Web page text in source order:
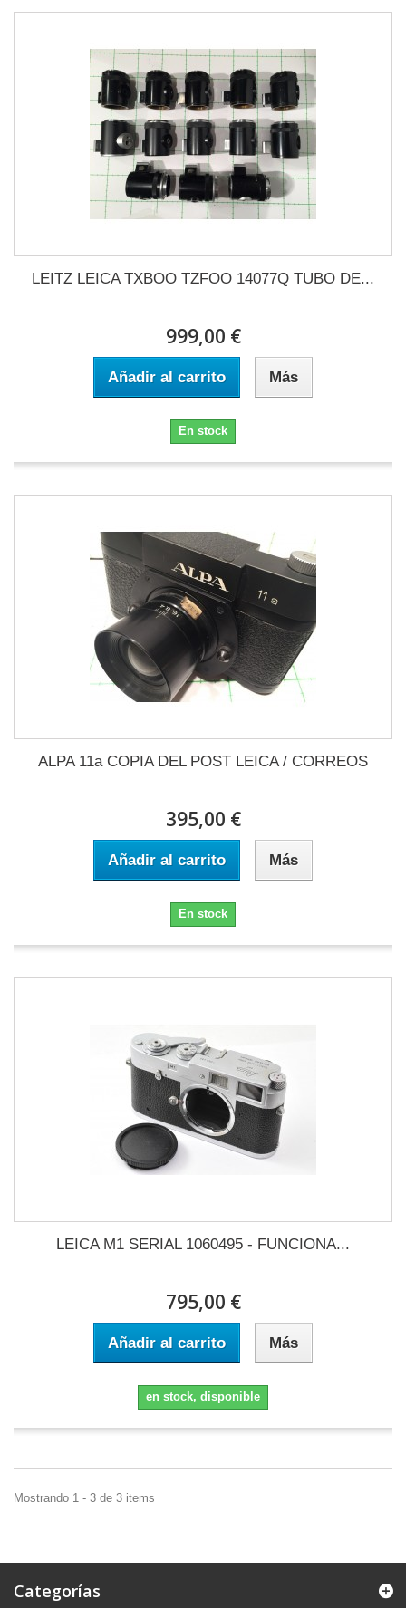
LEITZ LEICA TXBOO TZFOO 14077Q TUBO DE...
999,00 €
Añadir al carrito Más
En stock
ALPA 11a COPIA DEL POST LEICA / CORREOS
395,00 €
Añadir al carrito Más
En stock
LEICA M1 SERIAL 1060495 - FUNCIONA...
795,00 €
Añadir al carrito Más
en stock, disponible
Mostrando 1 - 3 de 3 items
Categorías